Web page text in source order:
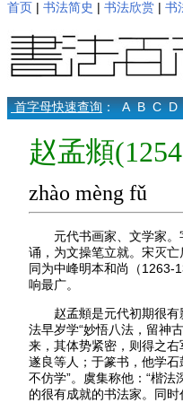
首页 | 书法简史 | 书法欣赏 | 书
首字母快速查询： A B C D
赵孟頫
zhào mèng fǔ
元代书画家、文学家。字
诵，为文操笔立就。宋灭
同为中峰明本和尚（1263-
响最广。
赵孟頫是元代初期很有影
法早岁学“妙悟八法，留神
来，其体势紧密，则得之
遂良等人；于篆书，他学
不仿学”。虞集称他：“楷
的很有成就的书法家。同